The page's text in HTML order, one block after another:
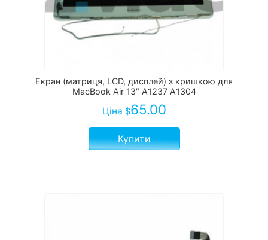
Екран (матриця, LCD, дисплей) з кришкою для
MacBook Air 13″ A1237 A1304
Ціна $65.00
Купити